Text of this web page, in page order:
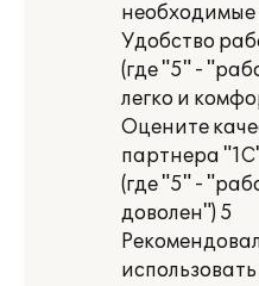
необходимые
Удобство
(где "5" -
легко и
Оцените
партнера
(где "5" -
доволен") 5